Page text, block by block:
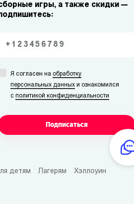
детям Лагерям Хэллоуин
игры, а также скидки —
Я согласен на обработку
персональных данных и ознакомился
сполитикой конфиденциальности
Подписаться